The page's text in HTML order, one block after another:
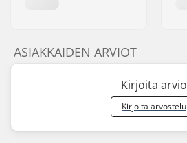
ASIAKKAIDEN ARVIOT
Kirjoita arvio
Kirjoita arvostelu